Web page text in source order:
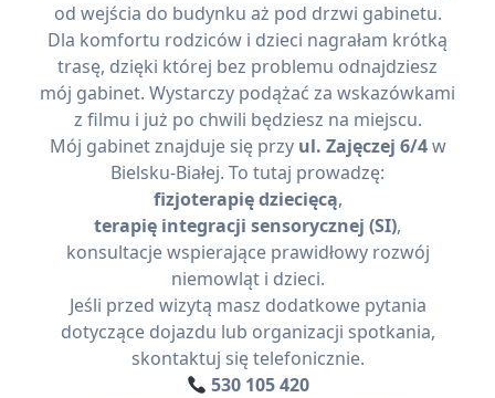
od wejścia do budynku aż pod drzwi gabinetu.
Dla komfortu rodziców i dzieci nagrałam krótką
trasę, dzięki której bez problemu odnajdziesz
mój gabinet. Wystarczy podążać za wskazówkami
z filmu i już po chwili będziesz na miejscu.
Mój gabinet znajduje się przy ul. Zajęczej 6/4w
Bielsku-Białej. To tutaj prowadzę:
fizjoterapię dziecięcą,
terapię integracji sensorycznej (SI),
konsultacje wspierające prawidłowy rozwój
niemowląt i dzieci.
Jeśli przed wizytą masz dodatkowe pytania
dotyczące dojazdu lub organizacji spotkania,
skontaktuj się telefonicznie.
530 105 420